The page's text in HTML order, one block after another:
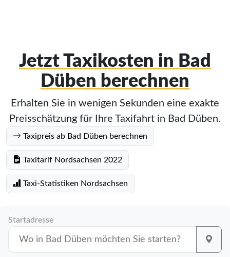
Jetzt Taxikosten in Bad
Düben berechnen
Erhalten Sie in wenigen Sekunden eine exakte
Preisschätzung für Ihre Taxifahrt in Bad Düben.
Taxipreis ab Bad Düben berechnen
Taxitarif Nordsachsen 2022
Taxi-Statistiken Nordsachsen
Startadresse